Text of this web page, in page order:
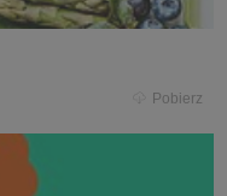
Pobierz